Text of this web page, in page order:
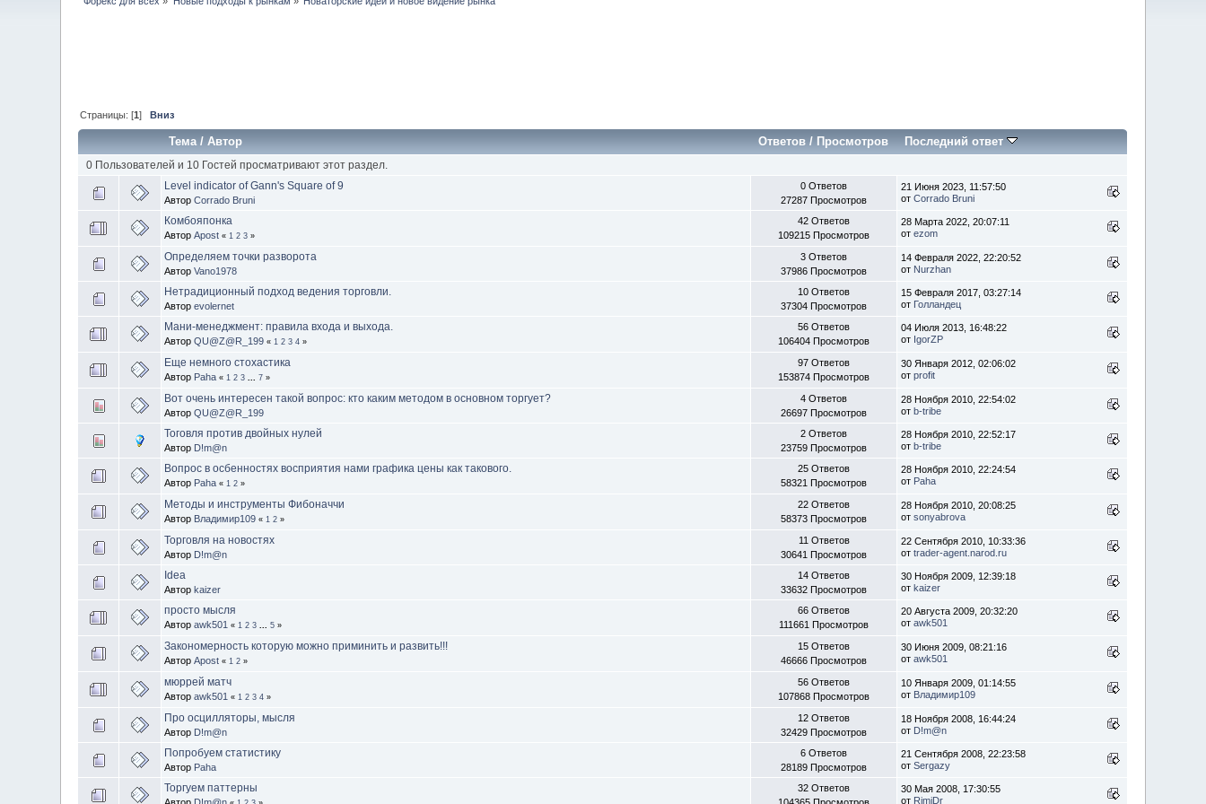
Страницы: [1]Вниз
Тема/Автор Ответов /Просмотров Последний ответ
0 Пользователей и 10 Гостей просматривают этот раздел.
Level indicator of Gann's Square of 9
АвторCorrado Bruni
0 Ответов
27287 Просмотров
21 Июня 2023, 11:57:50
отCorrado Bruni
Комбояпонка
АвторApost « 1 2 3 »
42 Ответов
109215 Просмотров
28 Марта 2022, 20:07:11
отezom
Определяем точки разворота
АвторVano1978
3 Ответов
37986 Просмотров
14 Февраля 2022, 22:20:52
от Nurzhan
Нетрадиционный подход ведения торговли.
Авторevolernet
10 Ответов
37304 Просмотров
15 Февраля 2017, 03:27:14
от Голландец
Мани-менеджмент: правила входа и выхода.
АвторQU@Z@R_199 « 1 2 3 4 »
56 Ответов
106404 Просмотров
04 Июля 2013, 16:48:22
от IgorZP
Еще немного стохастика
Автор Paha « 1 2 3 ...7 »
97 Ответов
153874 Просмотров
30 Января 2012, 02:06:02
отprofit
Вот очень интересен такой вопрос: кто каким методом в основном торгует?
АвторQU@Z@R_199
4 Ответов
26697 Просмотров
28 Ноября 2010, 22:54:02
отb-tribe
Тоговля против двойных нулей
Автор D!m@n
2 Ответов
23759 Просмотров
28 Ноября 2010, 22:52:17
отb-tribe
Вопрос в осбенностях восприятия нами графика цены как такового.
Автор Paha « 1 2 »
25 Ответов
58321 Просмотров
28 Ноября 2010, 22:24:54
от Paha
Методы и инструменты Фибоначчи
Автор Владимир109 « 1 2 »
22 Ответов
58373 Просмотров
28 Ноября 2010, 20:08:25
отsonyabrova
Торговля на новостях
Автор D!m@n
11 Ответов
30641 Просмотров
22 Сентября 2010, 10:33:36
отtrader-agent.narod.ru
Idea
Авторkaizer
14 Ответов
33632 Просмотров
30 Ноября 2009, 12:39:18
отkaizer
просто мысля
Авторawk501 « 1 2 3 ...5 »
66 Ответов
111661 Просмотров
20 Августа 2009, 20:32:20
отawk501
Закономерность которую можно приминить и развить!!!
АвторApost « 1 2 »
15 Ответов
46666 Просмотров
30 Июня 2009, 08:21:16
отawk501
мюррей матч
Авторawk501 « 1 2 3 4 »
56 Ответов
107868 Просмотров
10 Января 2009, 01:14:55
от Владимир109
Про осцилляторы, мысля
Автор D!m@n
12 Ответов
32429 Просмотров
18 Ноября 2008, 16:44:24
от D!m@n
Попробуем статистику
Автор Paha
6 Ответов
28189 Просмотров
21 Сентября 2008, 22:23:58
отSergazy
Торгуем паттерны
Автор D!m@n
32 Ответов
104365 Просмотров
30 Мая 2008, 17:30:55
от RimiDr